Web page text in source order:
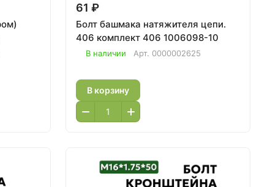
61 ₽
Болт башмака натяжителя цепи.
406 комплект 406 1006098-10
В наличии Арт. 0000002625
В корзину